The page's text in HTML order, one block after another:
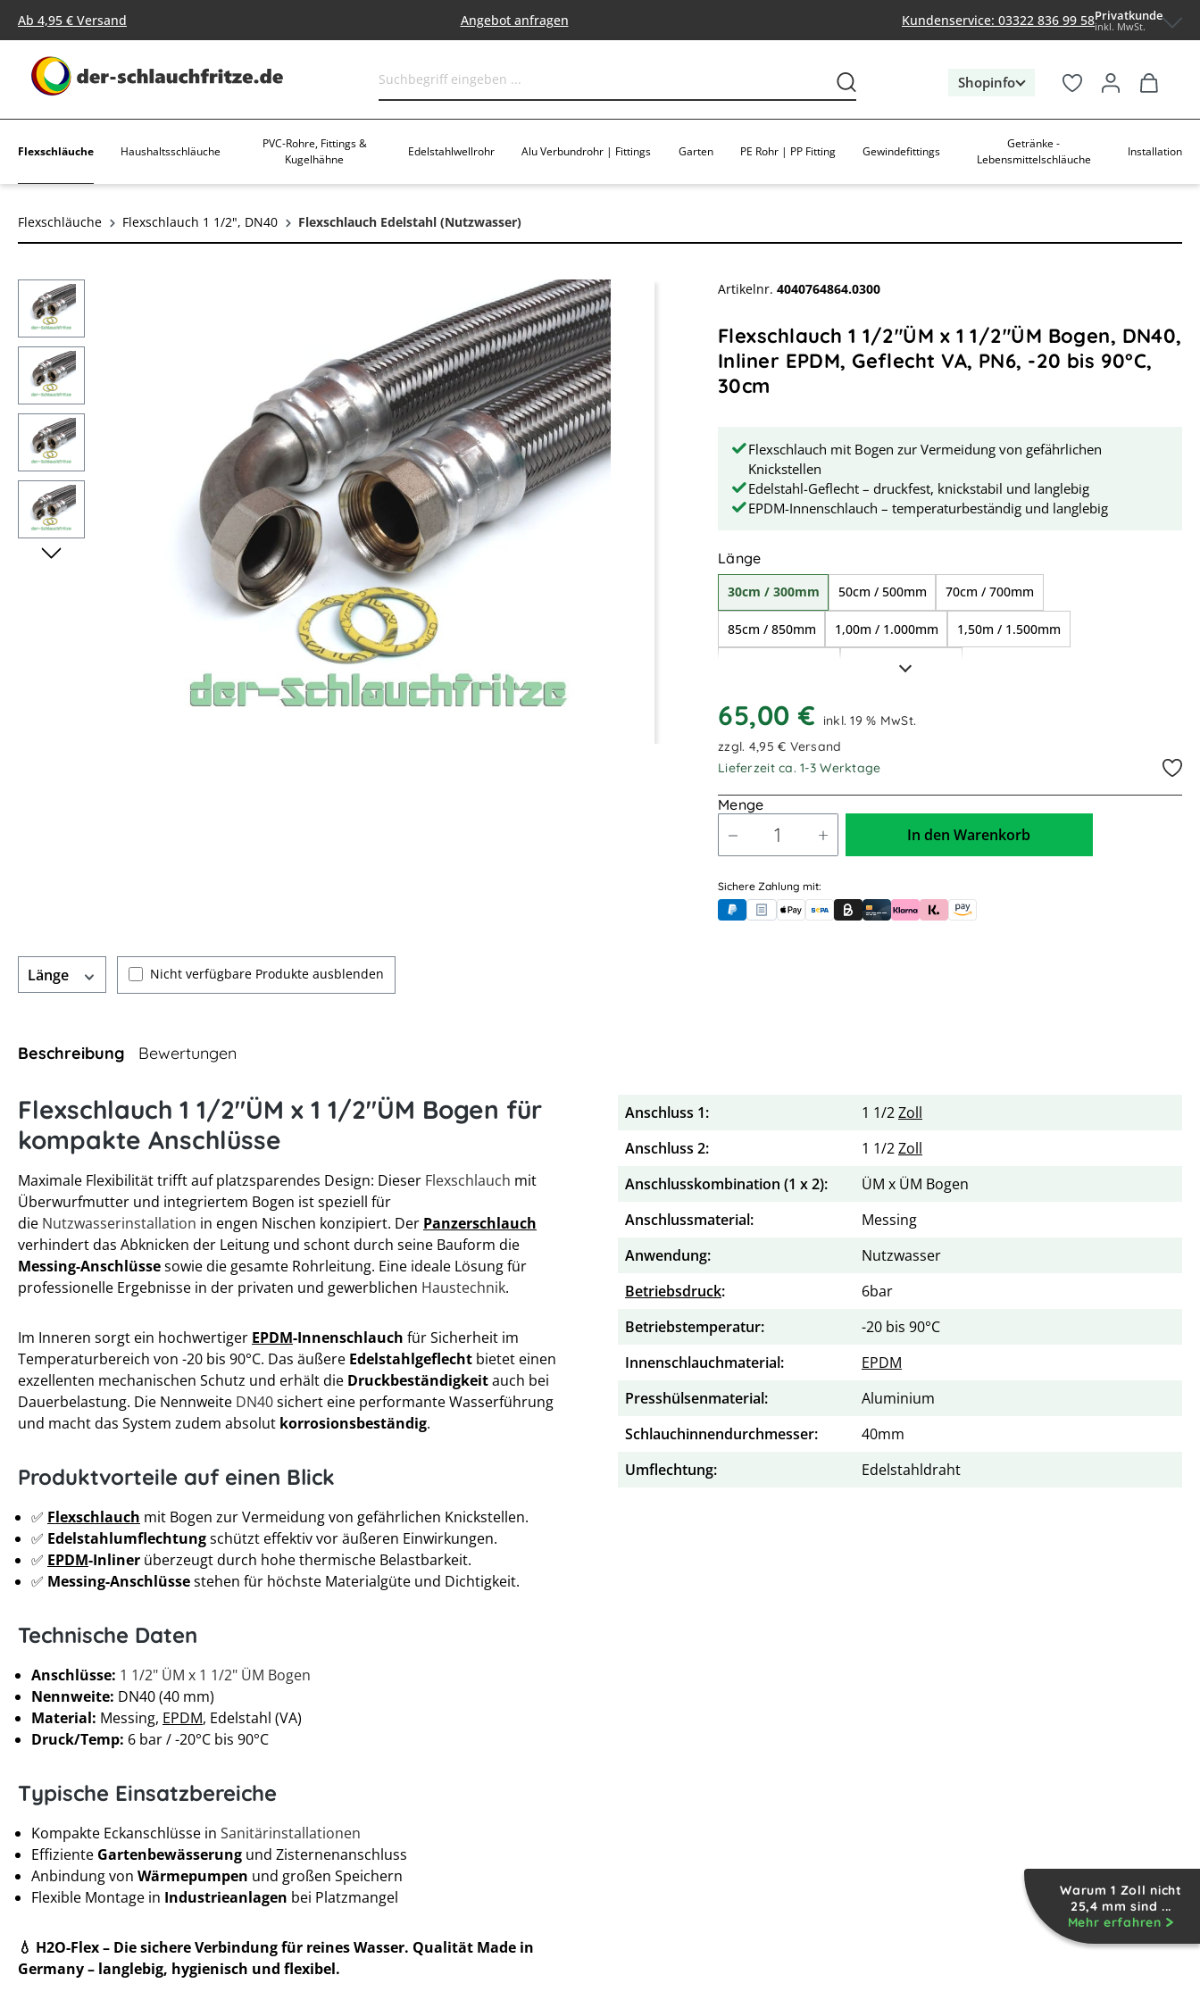
Zur Hauptnavigation springen
Ab 4,95 € Versand Angebot anfragen Kundenservice: 03322 836 99 58Privatkunde
inkl. MwSt.
Shopinfo
Flexschläuche Haushaltsschläuche
PVC-Rohre, Fittings &
Kugelhähne
Edelstahlwellrohr Alu Verbundrohr | Fittings Garten PE Rohr | PP Fitting Gewindefittings
Getränke -
Lebensmittelschläuche
Installation
Warum 1 Zoll nicht
25,4 mm sind ...
Mehr erfahren
Flexschläuche Flexschlauch 1 1/2", DN40 Flexschlauch Edelstahl (Nutzwasser)
Bildergalerie überspringen Artikelnr. 4040764864.0300
Flexschlauch 1 1/2"ÜM x 1 1/2"ÜM Bogen, DN40,
Inliner EPDM, Geflecht VA, PN6, -20 bis 90°C,
30cm
Flexschlauch mit Bogen zur Vermeidung von gefährlichen
Knickstellen
Edelstahl-Geflecht – druckfest, knickstabil und langlebig
EPDM-Innenschlauch – temperaturbeständig und langlebig
Längeauswählen
30cm / 300mm 50cm / 500mm 70cm / 700mm
85cm / 850mm 1,00m / 1.000mm 1,50m / 1.500mm
4,00m / 4.000mm
65,00 €
inkl. 19 % MwSt.
zzgl. 4,95 € Versand
Lieferzeit ca. 1-3 Werktage
Menge
In den Warenkorb
Sichere Zahlung mit:
PayPalRechnungskauf (für Behörden)
Apple PayBanküberweisung (vorab)
Rechnungskauf (Billie)
Kreditkarte
Rechnung oder Ratenkauf (Klarna)
Sofortüberweisung (Klarna)
Amazon Pay
Länge Nicht verfügbare Produkte ausblenden
Beschreibung Bewertungen
Flexschlauch 1 1/2"ÜM x 1 1/2"ÜM Bogen für
kompakte Anschlüsse
Maximale Flexibilität trifft auf platzsparendes Design: Dieser Flexschlauch mit
Überwurfmutter und integriertem Bogen ist speziell für
die Nutzwasserinstallation in engen Nischen konzipiert. Der Panzerschlauch
verhindert das Abknicken der Leitung und schont durch seine Bauform die
Messing-Anschlüssesowie die gesamte Rohrleitung. Eine ideale Lösung für
professionelle Ergebnisse in der privaten und gewerblichen Haustechnik.
Im Inneren sorgt ein hochwertiger EPDM-Innenschlauch für Sicherheit im
Temperaturbereich von -20 bis 90°C. Das äußere Edelstahlgeflecht bietet einen
exzellenten mechanischen Schutz und erhält die Druckbeständigkeitauch bei
Dauerbelastung. Die Nennweite DN40sichert eine performante Wasserführung
und macht das System zudem absolut korrosionsbeständig.
Produktvorteile auf einen Blick
✅ Flexschlauch mit Bogen zur Vermeidung von gefährlichen Knickstellen.
✅ Edelstahlumflechtungschützt effektiv vor äußeren Einwirkungen.
✅ EPDM-Inliner überzeugt durch hohe thermische Belastbarkeit.
✅ Messing-Anschlüssestehen für höchste Materialgüte und Dichtigkeit.
Technische Daten
Anschlüsse: 1 1/2" ÜM x 1 1/2" ÜM Bogen
Nennweite: DN40 (40 mm)
Material: Messing, EPDM, Edelstahl (VA)
Druck/Temp: 6 bar / -20°C bis 90°C
Typische Einsatzbereiche
Kompakte Eckanschlüsse in Sanitärinstallationen
Effiziente Gartenbewässerung und Zisternenanschluss
Anbindung von Wärmepumpen und großen Speichern
Flexible Montage in Industrieanlagen bei Platzmangel
💧 H2O-Flex – Die sichere Verbindung für reines Wasser. Qualität Made in
Germany – langlebig, hygienisch und flexibel.
Anschluss 1: 1 1/2Zoll
Anschluss 2:
1 1/2Zoll
Anschlusskombination (1 x 2):
ÜM x ÜM Bogen
Anschlussmaterial:
Messing
Anwendung:
Nutzwasser
Betriebsdruck:
6bar
Betriebstemperatur:
-20 bis 90°C
Innenschlauchmaterial:
EPDM
Presshülsenmaterial:
Aluminium
Schlauchinnendurchmesser:
40mm
Umflechtung:
Edelstahldraht